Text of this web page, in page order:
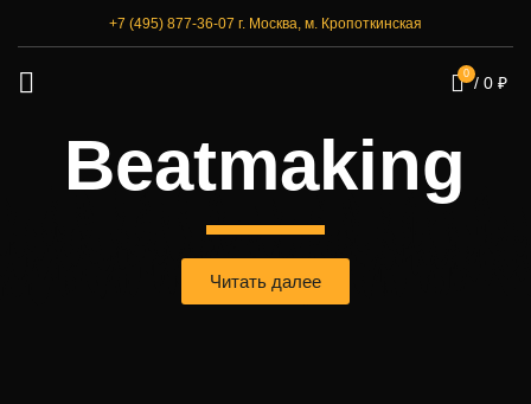
+7 (495) 877-36-07 г. Москва, м. Кропоткинская
0 / 0 ₽
Beatmaking
Читать далее